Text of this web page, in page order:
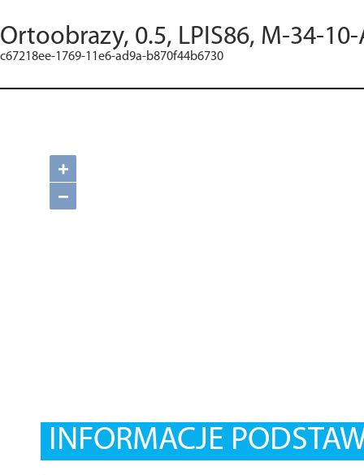
Ortoobrazy, 0.5, LPIS86, M-34-
c67218ee-1769-11e6-ad9a-b870f44b6730
+
−
INFORMACJE